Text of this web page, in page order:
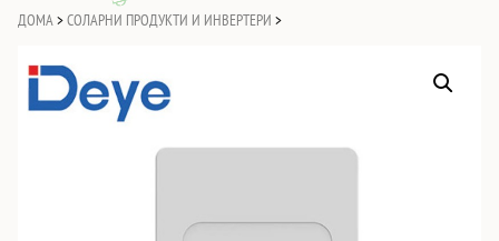
ДОМА >СОЛАРНИ ПРОДУКТИ И ИНВЕРТЕРИ >